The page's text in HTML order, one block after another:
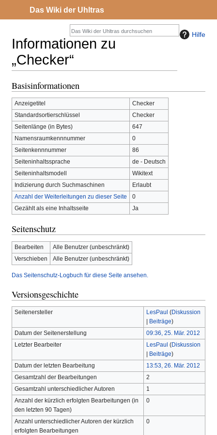
Hilfe
Informationen zu
„Checker“
Zur
springen
Zur
springen
Basisinformationen
Anzeigetitel
Checker
Standardsortierschlüssel
Checker
Seitenlänge (in Bytes)
647
Namensraumkennnummer
0
Seitenkennnummer
86
Seiteninhaltssprache
de - Deutsch
Seiteninhaltsmodell
Wikitext
Indizierung durch Suchmaschinen
Erlaubt
Anzahl der Weiterleitungen zu dieser Seite
0
Gezählt als eine Inhaltsseite
Ja
Seitenschutz
Bearbeiten
Alle Benutzer (unbeschränkt)
Verschieben
Alle Benutzer (unbeschränkt)
Das Seitenschutz-Logbuch für diese Seite ansehen.
Versionsgeschichte
Seitenersteller LesPaul (Diskussion
Beiträge)
Datum der Seitenerstellung
09:36, 25. Mär. 2012
Letzter Bearbeiter
LesPaul (Diskussion
Beiträge)
Datum der letzten Bearbeitung
13:53, 26. Mär. 2012
Gesamtzahl der Bearbeitungen
2
Gesamtzahl unterschiedlicher Autoren
1
Anzahl der kürzlich erfolgten Bearbeitungen (in
den letzten 90 Tagen)
0
Anzahl unterschiedlicher Autoren der kürzlich
erfolgten Bearbeitungen
0
Das Wiki der Uhltras